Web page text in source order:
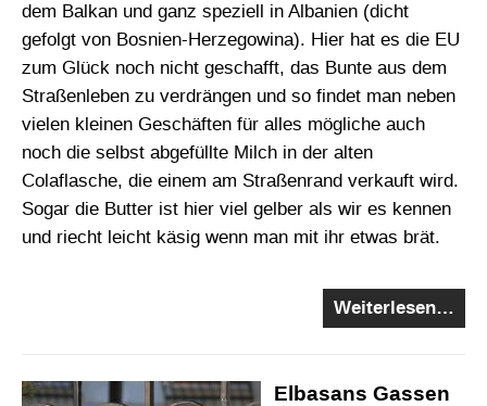
dem Balkan und ganz speziell in Albanien (dicht
gefolgt von Bosnien-Herzegowina). Hier hat es die EU
zum Glück noch nicht geschafft, das Bunte aus dem
Straßenleben zu verdrängen und so findet man neben
vielen kleinen Geschäften für alles mögliche auch
noch die selbst abgefüllte Milch in der alten
Colaflasche, die einem am Straßenrand verkauft wird.
Sogar die Butter ist hier viel gelber als wir es kennen
und riecht leicht käsig wenn man mit ihr etwas brät.
Weiterlesen…
Elbasans Gassen